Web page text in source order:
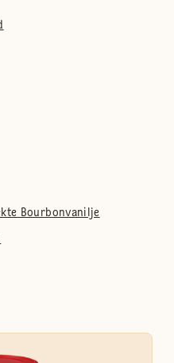
Bourbonvanilje